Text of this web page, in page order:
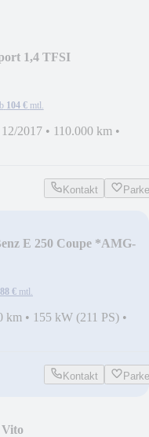
1,4 TFSI
104 € mtl.
2017 • 110.000 km •
Kontakt
E 250 Coupe *AMG-
88 € mtl.
km • 155 kW (211 PS) •
Kontakt
Vito